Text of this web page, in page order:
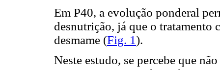
Em P40, a evolução ponderal
desnutrição, já que o tratamento
desmame (Fig. 1).
Neste estudo, se percebe que